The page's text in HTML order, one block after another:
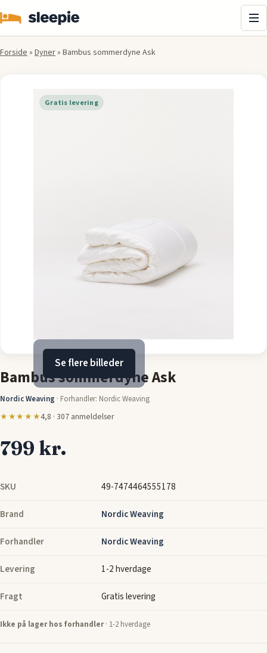
Forside» Dyner» Bambus sommerdyne Ask
Gratis levering
Se flere billeder
SKU 49-7474464555178
Brand Nordic Weaving
Forhandler Nordic Weaving
Levering 1-2 hverdage
Fragt Gratis levering
Bambus sommerdyne Ask
Nordic Weaving · Forhandler: Nordic Weaving
★★★★★4,8 · 307 anmeldelser
799 kr.
Ikke på lager hos forhandler· 1-2 hverdage